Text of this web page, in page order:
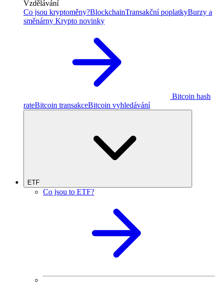
Vzdělávání
Co jsou kryptoměny?BlockchainTransakční poplatkyBurzy a
směnárny Krypto novinky
Bitcoin hash
rateBitcoin transakceBitcoin vyhledávání
ETF
Co jsou to ETF?